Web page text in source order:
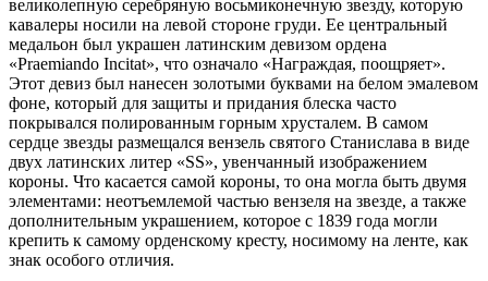
великолепную серебряную восьмиконечную звезду, которую
кавалеры носили на левой стороне груди. Ее центральный
медальон был украшен латинским девизом ордена
«Praemiando Incitat», что означало «Награждая, поощряет».
Этот девиз был нанесен золотыми буквами на белом эмалевом
фоне, который для защиты и придания блеска часто
покрывался полированным горным хрусталем. В самом
сердце звезды размещался вензель святого Станислава в виде
двух латинских литер «SS», увенчанный изображением
короны. Что касается самой короны, то она могла быть двумя
элементами: неотъемлемой частью вензеля на звезде, а также
дополнительным украшением, которое с 1839 года могли
крепить к самому орденскому кресту, носимому на ленте, как
знак особого отличия.